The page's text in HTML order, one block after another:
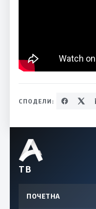
СПОДЕЛИ:
ТВ
ПОЧЕТНА